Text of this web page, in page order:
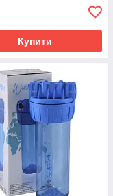
Купити